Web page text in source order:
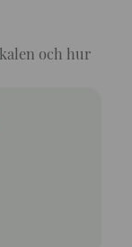
och hur